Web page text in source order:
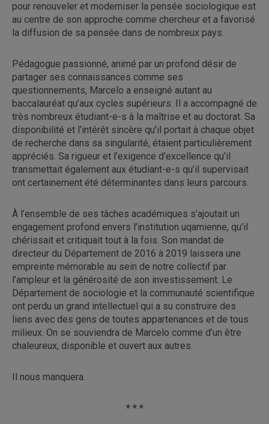
pour renouveler et moderniser la pensée sociologique est
au centre de son approche comme chercheur et a favorisé
la diffusion de sa pensée dans de nombreux pays.
Pédagogue passionné, animé par un profond désir de
partager ses connaissances comme ses
questionnements, Marcelo a enseigné autant au
baccalauréat qu’aux cycles supérieurs. Il a accompagné de
très nombreux étudiant-e-s à la maîtrise et au doctorat. Sa
disponibilité et l’intérêt sincère qu’il portait à chaque objet
de recherche dans sa singularité, étaient particulièrement
appréciés. Sa rigueur et l’exigence d’excellence qu’il
transmettait également aux étudiant-e-s qu’il supervisait
ont certainement été déterminantes dans leurs parcours.
À l’ensemble de ses tâches académiques s’ajoutait un
engagement profond envers l’institution uqamienne, qu’il
chérissait et critiquait tout à la fois. Son mandat de
directeur du Département de 2016 à 2019 laissera une
empreinte mémorable au sein de notre collectif par
l’ampleur et la générosité de son investissement. Le
Département de sociologie et la communauté scientifique
ont perdu un grand intellectuel qui a su construire des
liens avec des gens de toutes appartenances et de tous
milieux. On se souviendra de Marcelo comme d’un être
chaleureux, disponible et ouvert aux autres.
Il nous manquera.
* * *